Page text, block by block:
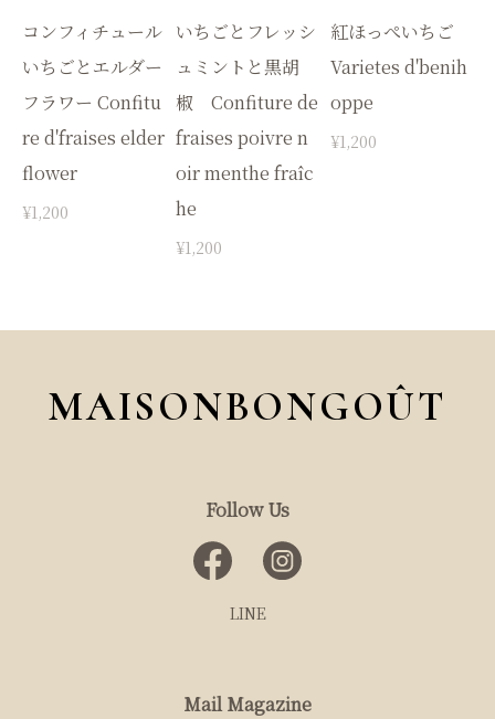
コンフィチュール
いちごとエルダー
フラワー Confitu
re d'fraises elder
flower
¥1,200
いちごとフレッシ
ュミントと黒胡
椒 Confiture de
fraises poivre n
oir menthe fraîc
he
¥1,200
紅ほっぺいちご
Varietes d'benih
oppe
¥1,200
MAISONBONGOÛT
Follow Us
LINE
Mail Magazine